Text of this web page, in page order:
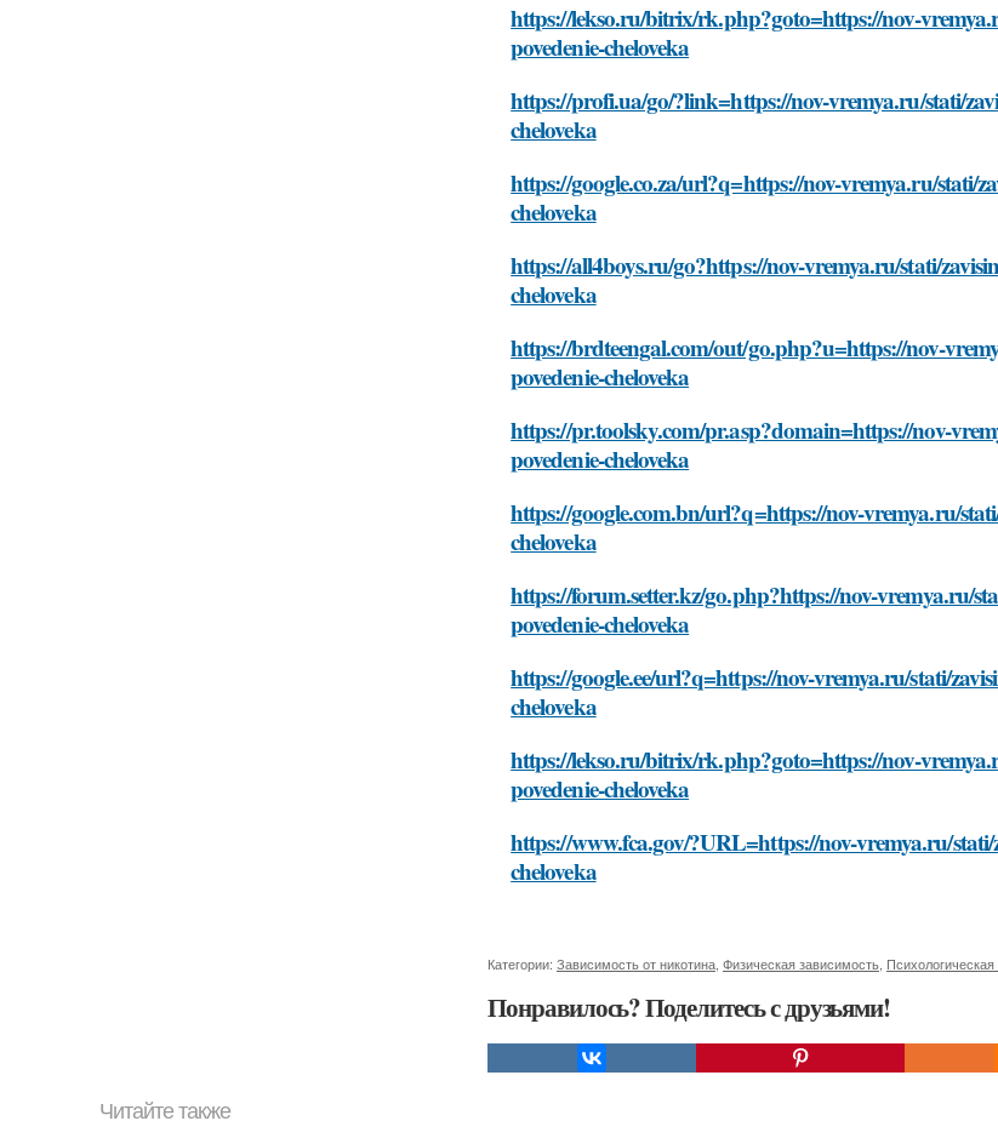
https://lekso.ru/bitrix/rk.php?goto=https://nov-
povedenie-cheloveka
https://profi.ua/go/?link=https://nov-vremya.ru/stati/
cheloveka
https://google.co.za/url?q=https://nov-vremya.ru/stati/
cheloveka
https://all4boys.ru/go?https://nov-vremya.ru/stati/
cheloveka
https://brdteengal.com/out/go.php?u=https://nov-
povedenie-cheloveka
https://pr.toolsky.com/pr.asp?domain=https://nov-
povedenie-cheloveka
https://google.com.bn/url?q=https://nov-vremya.ru/
cheloveka
https://forum.setter.kz/go.php?https://nov-vremya.ru/
povedenie-cheloveka
https://google.ee/url?q=https://nov-vremya.ru/stati/
cheloveka
https://lekso.ru/bitrix/rk.php?goto=https://nov-
povedenie-cheloveka
https://www.fca.gov/?URL=https://nov-vremya.ru/
cheloveka
Категории: Зависимость от никотина Физическая зависимость
Понравилось? Поделитесь с друзьями!
Читайте также